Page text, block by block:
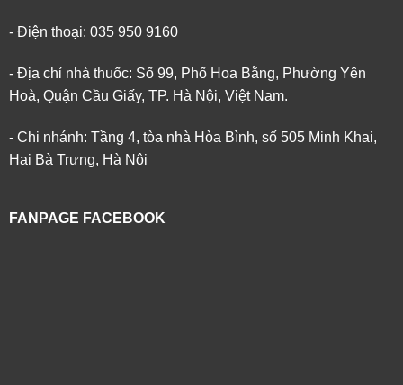
- Điện thoại: 035 950 9160
- Địa chỉ nhà thuốc: Số 99, Phố Hoa Bằng, Phường Yên
Hoà, Quận Cầu Giấy, TP. Hà Nội, Việt Nam.
- Chi nhánh: Tầng 4, tòa nhà Hòa Bình, số 505 Minh Khai,
Hai Bà Trưng, Hà Nội
FANPAGE FACEBOOK